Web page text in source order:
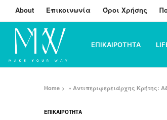
About Επικοινωνία Όροι Χρήσης
ΕΠΙΚΑΙΡΟΤΗΤΑ
Home »Αντιπεριφερειάρχης Κρήτης:
ΕΠΙΚΑΙΡΟΤΗΤΑ